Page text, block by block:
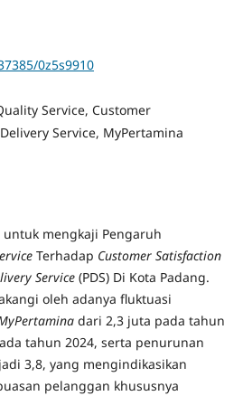
0z5s9910
Service, Customer
Service, MyPertamina
mengkaji Pengaruh
Terhadap Customer Satisfaction
Service(PDS) Di Kota Padang.
oleh adanya fluktuasi
dari 2,3 juta pada tahun
tahun 2024, serta penurunan
3,8, yang mengindikasikan
pelanggan khususnya